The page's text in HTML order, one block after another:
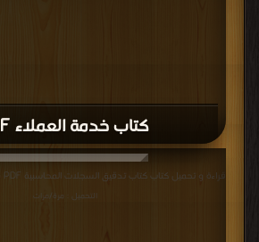
كتاب خدمة العملاء PDF
قراءة و تحميل كتاب كتاب تدقيق السجلات المحاسبية PDF مجانا | مكتبة >
التحميل : مرة/مرات